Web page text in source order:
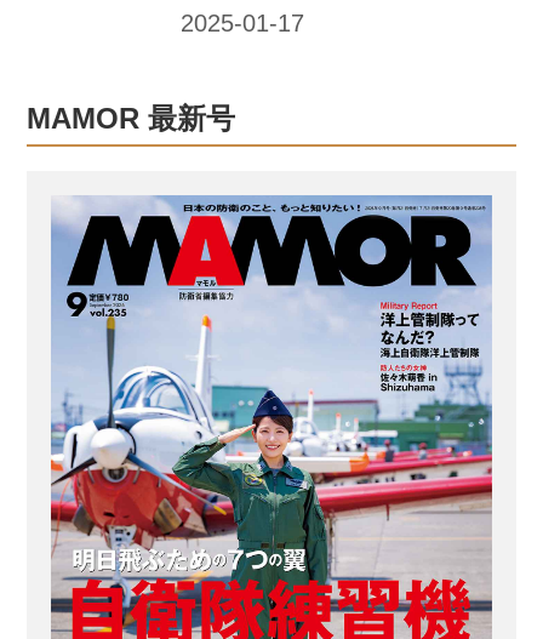
躍。多目的に使える輸送機 ＜SPEC＞
全幅：約47.6m 全長：約48.5m 全高：
純也2等空佐】 第1輸送航空隊飛行群第
404飛行隊・飛行隊長。KC-767の機長
を務める 「KC−767は、ボーイング
767−200旅客機を改造した航空機で
す。F−15やC−130Hなどへの空中給油
や、航空...
MAMOR 最新号